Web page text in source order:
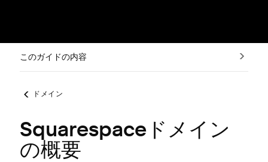
このガイドの内容
ドメイン
Squarespaceドメイン
の概要